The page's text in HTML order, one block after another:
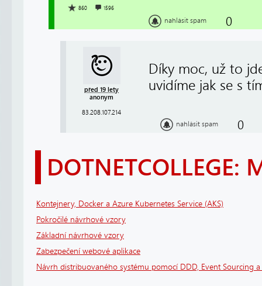
860 1596
nahlásit spam 0
před 19 lety
anonym
83.208.107.214
Díky moc, už to
uvidíme jak se s
nahlásit spam 0
DOTNETCOLLEGE:
Kontejnery, Docker a Azure Kubernetes Service (AKS)
Pokročilé návrhové vzory
Základní návrhové vzory
Zabezpečení webové aplikace
Návrh distribuovaného systému pomocí DDD, Event Sourcing a